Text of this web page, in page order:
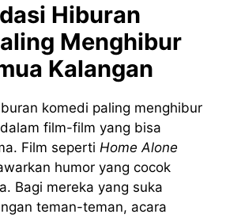
Hiburan
Menghibur
Kalangan
komedi paling menghibur
film-film yang bisa
Film seperti Home Alone
humor yang cocok
Bagi mereka yang suka
teman-teman, acara